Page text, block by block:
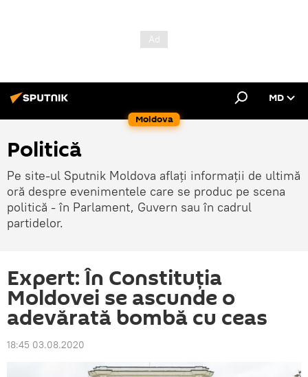
Moldova
MD
Politică
Pe site-ul Sputnik Moldova aflați informații de ultimă
oră despre evenimentele care se produc pe scena
politică - în Parlament, Guvern sau în cadrul
partidelor.
Expert: În Constituția
Moldovei se ascunde o
adevărată bombă cu ceas
18:45 03.08.2020